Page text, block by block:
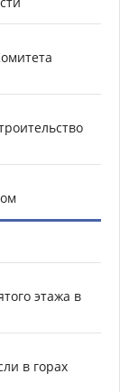
этажа в
в горах